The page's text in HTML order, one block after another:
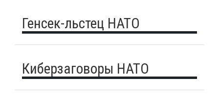
Генсек-льстец НАТО
Киберзаговоры НАТО